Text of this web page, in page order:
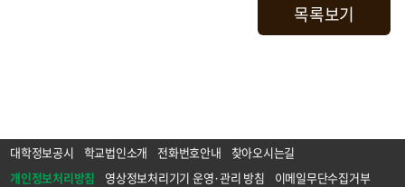
목록보기
대학정보공시 학교법인소개 전화번호안내
찾아오시는길
개인정보처리방침
영상정보처리기기 운영·관리 방침 이메일무단수집거부